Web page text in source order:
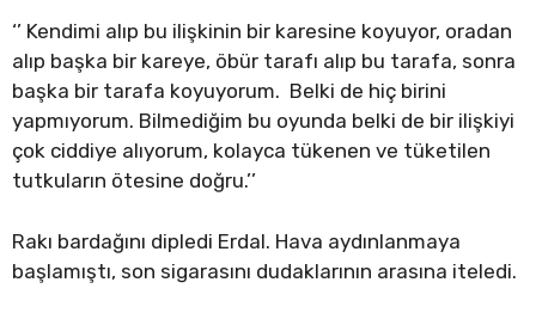
‘’ Kendimi alıp bu ilişkinin bir karesine koyuyor, oradan
alıp başka bir kareye, öbür tarafı alıp bu tarafa, sonra
başka bir tarafa koyuyorum. Belki de hiç birini
yapmıyorum. Bilmediğim bu oyunda belki de bir ilişkiyi
çok ciddiye alıyorum, kolayca tükenen ve tüketilen
tutkuların ötesine doğru.’’
Rakı bardağını dipledi Erdal. Hava aydınlanmaya
başlamıştı, son sigarasını dudaklarının arasına iteledi.